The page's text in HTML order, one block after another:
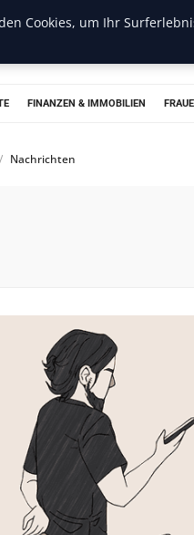
FINANZEN & IMMOBILIEN
Nachrichten
Cookies, um Ihr